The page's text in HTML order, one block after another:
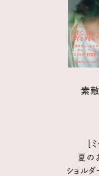
素
［
夏の
ショル